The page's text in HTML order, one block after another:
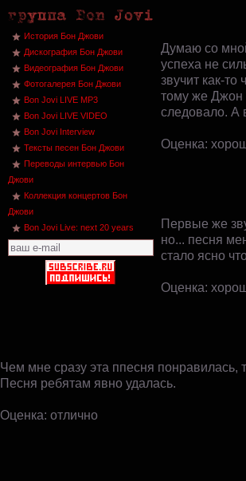
История Бон Джови
Дискография Бон Джови
Видеография Бон Джови
Фотогалерея Бон Джови
Bon Jovi LIVE MP3
Bon Jovi LIVE VIDEO
Bon Jovi Interview
Тексты песен Бон Джови
Переводы интервью Бон
Джови
Коллекция концертов Бон
Джови
Bon Jovi Live: next 20 years
Думаю со
успеха не
звучит как-
тому же Джон
следовало. А
Оценка:
Первые же
но... песня
стало ясно
Оценка:
Чем мне сразу эта ппесня понравилась,
Песня ребятам явно удалась.
Оценка: отлично